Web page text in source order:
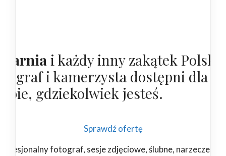
i każdy inny zakątek Polski,
i kamerzysta dostępni dla
gdziekolwiek jesteś.
Sprawdź ofertę
fotograf, sesje zdjęciowe, ślubne,